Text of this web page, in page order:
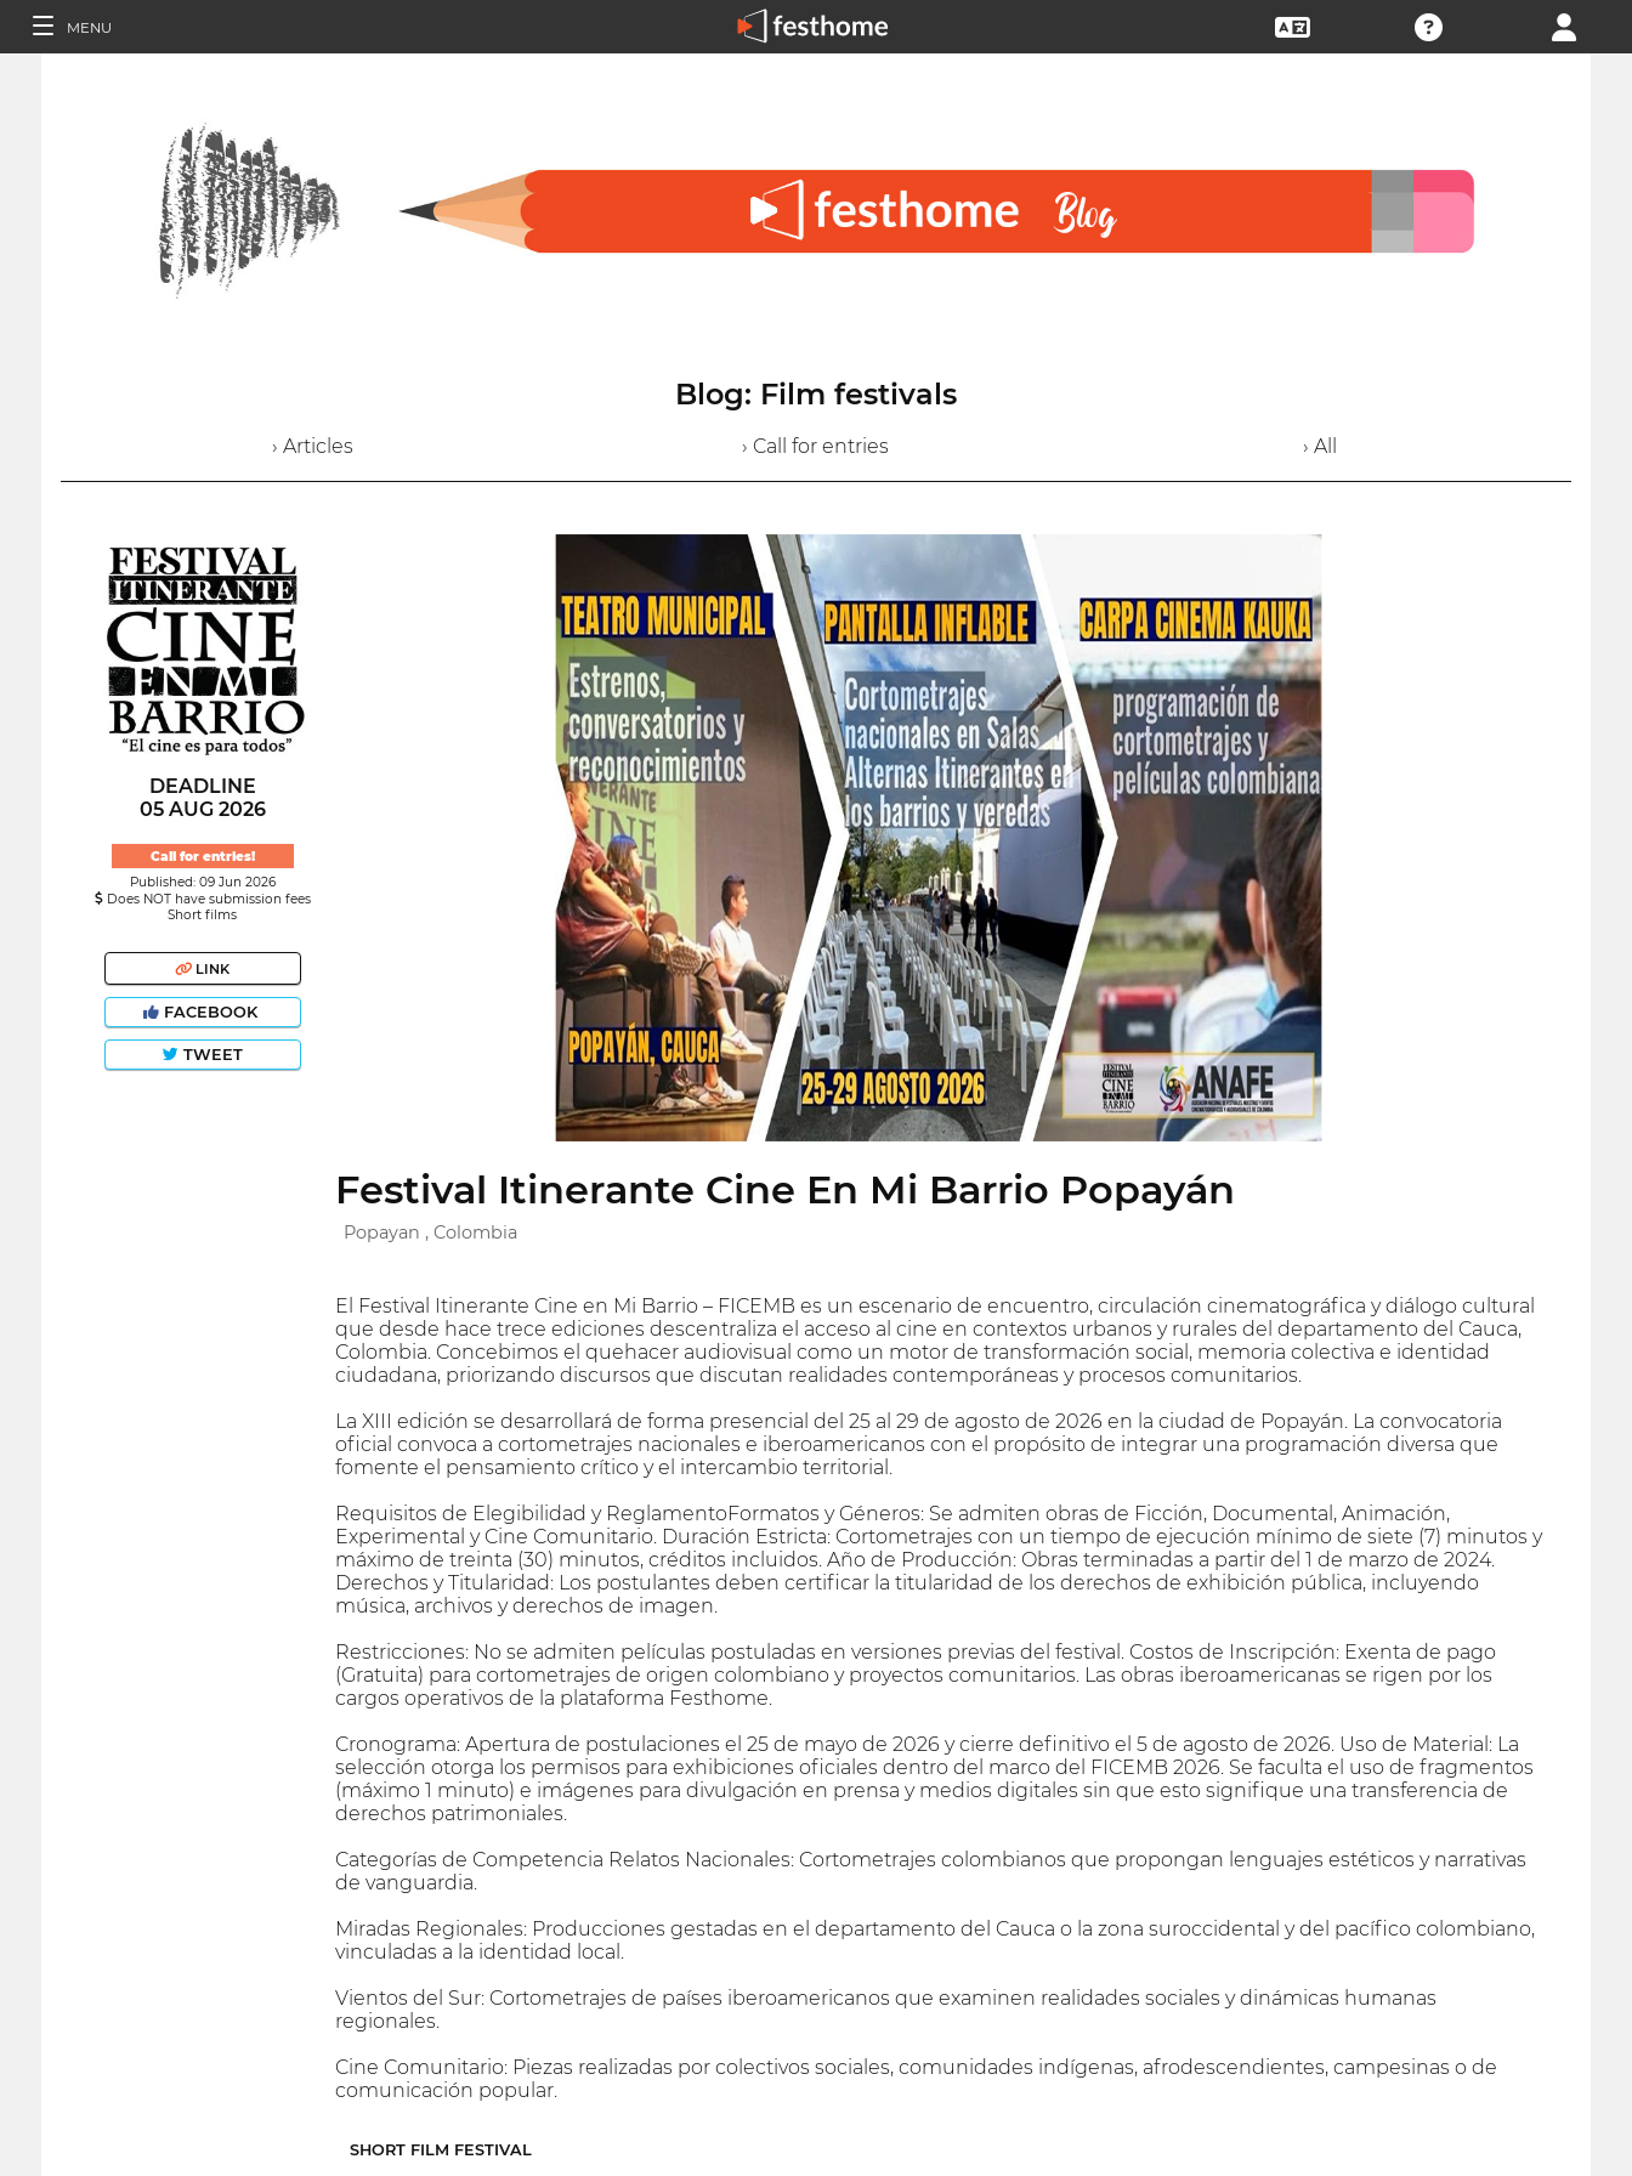
MENU
Blog: Film festivals
› Articles › Call for entries › All
DEADLINE
05 AUG 2026
Call for entries!
Published: 09 Jun 2026
Does NOT have submission fees
Short films
LINK
FACEBOOK
TWEET
Festival Itinerante Cine En Mi Barrio Popayán
Popayan , Colombia
El Festival Itinerante Cine en Mi Barrio – FICEMB es un escenario de encuentro, circulación cinematográfica y diálogo cultural
que desde hace trece ediciones descentraliza el acceso al cine en contextos urbanos y rurales del departamento del Cauca,
Colombia. Concebimos el quehacer audiovisual como un motor de transformación social, memoria colectiva e identidad
ciudadana, priorizando discursos que discutan realidades contemporáneas y procesos comunitarios.
La XIII edición se desarrollará de forma presencial del 25 al 29 de agosto de 2026 en la ciudad de Popayán. La convocatoria
oficial convoca a cortometrajes nacionales e iberoamericanos con el propósito de integrar una programación diversa que
fomente el pensamiento crítico y el intercambio territorial.
Requisitos de Elegibilidad y ReglamentoFormatos y Géneros: Se admiten obras de Ficción, Documental, Animación,
Experimental y Cine Comunitario. Duración Estricta: Cortometrajes con un tiempo de ejecución mínimo de siete (7) minutos y
máximo de treinta (30) minutos, créditos incluidos. Año de Producción: Obras terminadas a partir del 1 de marzo de 2024.
Derechos y Titularidad: Los postulantes deben certificar la titularidad de los derechos de exhibición pública, incluyendo
música, archivos y derechos de imagen.
Restricciones: No se admiten películas postuladas en versiones previas del festival. Costos de Inscripción: Exenta de pago
(Gratuita) para cortometrajes de origen colombiano y proyectos comunitarios. Las obras iberoamericanas se rigen por los
cargos operativos de la plataforma Festhome.
Cronograma: Apertura de postulaciones el 25 de mayo de 2026 y cierre definitivo el 5 de agosto de 2026. Uso de Material: La
selección otorga los permisos para exhibiciones oficiales dentro del marco del FICEMB 2026. Se faculta el uso de fragmentos
(máximo 1 minuto) e imágenes para divulgación en prensa y medios digitales sin que esto signifique una transferencia de
derechos patrimoniales.
Categorías de Competencia Relatos Nacionales: Cortometrajes colombianos que propongan lenguajes estéticos y narrativas
de vanguardia.
Miradas Regionales: Producciones gestadas en el departamento del Cauca o la zona suroccidental y del pacífico colombiano,
vinculadas a la identidad local.
Vientos del Sur: Cortometrajes de países iberoamericanos que examinen realidades sociales y dinámicas humanas
regionales.
Cine Comunitario: Piezas realizadas por colectivos sociales, comunidades indígenas, afrodescendientes, campesinas o de
comunicación popular.
SHORT FILM FESTIVAL